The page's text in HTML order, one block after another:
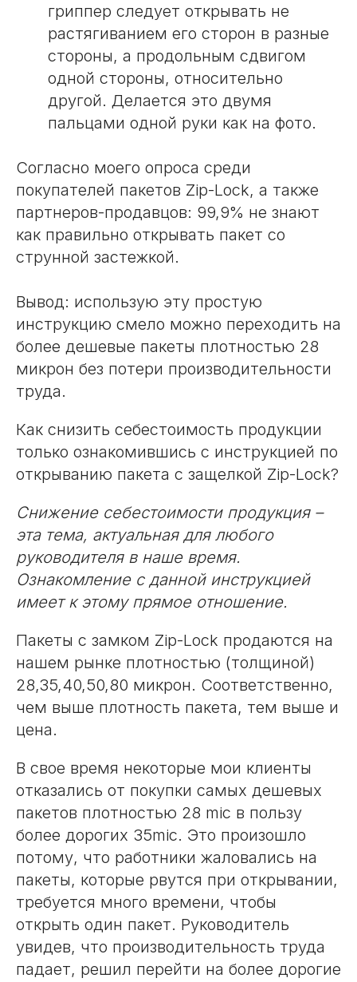
гриппер следует открывать не
растягиванием его сторон в разные
стороны, а продольным сдвигом
одной стороны, относительно
другой. Делается это двумя
пальцами одной руки как на фото.
Согласно моего опроса среди
покупателей пакетов Zip-Lock, а также
партнеров-продавцов: 99,9% не знают
как правильно открывать пакет со
струнной застежкой.
Вывод: использую эту простую
инструкцию смело можно переходить на
более дешевые пакеты плотностью 28
микрон без потери производительности
труда.
Как снизить себестоимость продукции
только ознакомившись с инструкцией по
открыванию пакета с защелкой Zip-Lock?
Снижение себестоимости продукция –
эта тема, актуальная для любого
руководителя в наше время.
Ознакомление с данной инструкцией
имеет к этому прямое отношение.
Пакеты с замком Zip-Lock продаются на
нашем рынке плотностью (толщиной)
28,35,40,50,80 микрон. Соответственно,
чем выше плотность пакета, тем выше и
цена.
В свое время некоторые мои клиенты
отказались от покупки самых дешевых
пакетов плотностью 28 mic в пользу
более дорогих 35mic. Это произошло
потому, что работники жаловались на
пакеты, которые рвутся при открывании,
требуется много времени, чтобы
открыть один пакет. Руководитель
увидев, что производительность труда
падает, решил перейти на более дорогие